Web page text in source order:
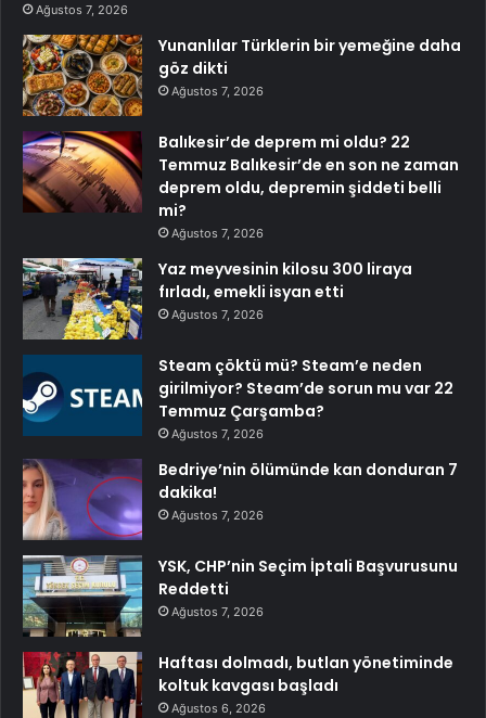
Ağustos 7, 2026
Yunanlılar Türklerin bir yemeğine daha
göz dikti
Ağustos 7, 2026
Balıkesir’de deprem mi oldu? 22
Temmuz Balıkesir’de en son ne zaman
deprem oldu, depremin şiddeti belli
mi?
Ağustos 7, 2026
Yaz meyvesinin kilosu 300 liraya
fırladı, emekli isyan etti
Ağustos 7, 2026
Steam çöktü mü? Steam’e neden
girilmiyor? Steam’de sorun mu var 22
Temmuz Çarşamba?
Ağustos 7, 2026
Bedriye’nin ölümünde kan donduran 7
dakika!
Ağustos 7, 2026
YSK, CHP’nin Seçim İptali Başvurusunu
Reddetti
Ağustos 7, 2026
Haftası dolmadı, butlan yönetiminde
koltuk kavgası başladı
Ağustos 6, 2026